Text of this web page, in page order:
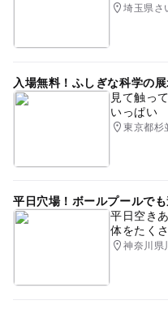
埼玉県さ
入場無料！ふしぎな科学の
見て触っ
いっぱい
東京都杉
平日穴場！ボールプールで
平日空き
体をたく
神奈川県